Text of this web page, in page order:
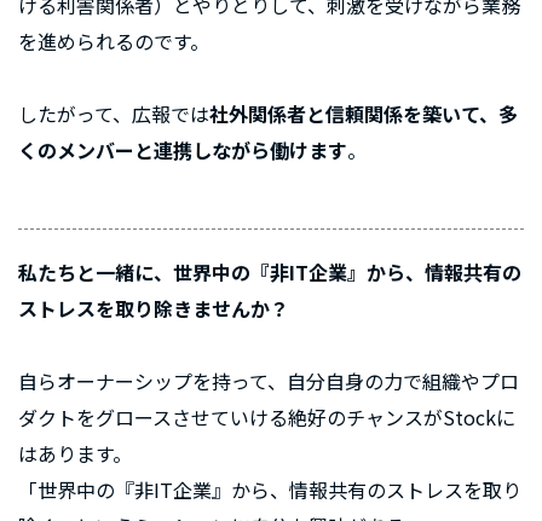
を進められるのです。
したがって、広報では社外関係者と信頼関係を築いて、多
くのメンバーと連携しながら働けます。
私たちと一緒に、世界中の『非IT企業』から、情報共有の
ストレスを取り除きませんか？
自らオーナーシップを持って、自分自身の力で組織やプロ
ダクトをグロースさせていける絶好のチャンスがStockに
はあります。
「世界中の『非IT企業』から、情報共有のストレスを取り